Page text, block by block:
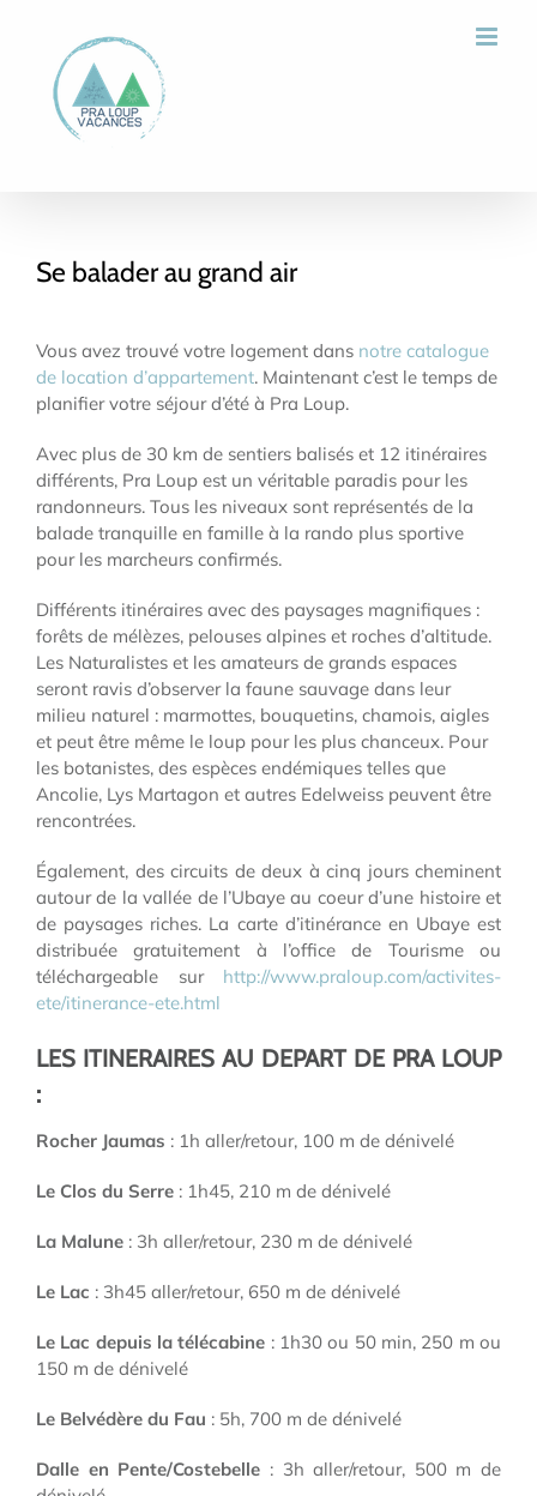
contenu
Se balader au grand air
Vous avez trouvé votre logement dans notre catalogue
de location d’appartement. Maintenant c’est le temps de
planifier votre séjour d’été à Pra Loup.
Avec plus de 30 km de sentiers balisés et 12 itinéraires
différents, Pra Loup est un véritable paradis pour les
randonneurs. Tous les niveaux sont représentés de la
balade tranquille en famille à la rando plus sportive
pour les marcheurs confirmés.
Différents itinéraires avec des paysages magnifiques :
forêts de mélèzes, pelouses alpines et roches d’altitude.
Les Naturalistes et les amateurs de grands espaces
seront ravis d’observer la faune sauvage dans leur
milieu naturel : marmottes, bouquetins, chamois, aigles
et peut être même le loup pour les plus chanceux. Pour
les botanistes, des espèces endémiques telles que
Ancolie, Lys Martagon et autres Edelweiss peuvent être
rencontrées.
Également, des circuits de deux à cinq jours cheminent
autour de la vallée de l’Ubaye au coeur d’une histoire et
de paysages riches. La carte d’itinérance en Ubaye est
distribuée gratuitement à l’office de Tourisme ou
téléchargeable sur http://www.praloup.com/activites-
ete/itinerance-ete.html
LES ITINERAIRES AU DEPART DE PRA LOUP
:
Rocher Jaumas : 1h aller/retour, 100 m de dénivelé
Le Clos du Serre : 1h45, 210 m de dénivelé
La Malune : 3h aller/retour, 230 m de dénivelé
Le Lac : 3h45 aller/retour, 650 m de dénivelé
Le Lac depuis la télécabine : 1h30 ou 50 min, 250 m ou
150 m de dénivelé
Le Belvédère du Fau : 5h, 700 m de dénivelé
Dalle en Pente/Costebelle : 3h aller/retour, 500 m de